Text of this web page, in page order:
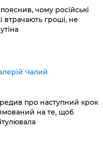
чому російські
втрачають гроші, не
Чалий
про наступний крок
на те, щоб